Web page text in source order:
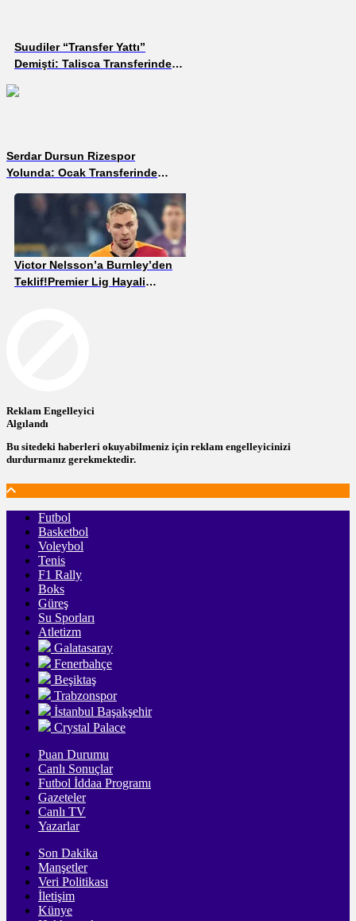
Suudiler “Transfer Yattı”
Demişti: Talisca Transferinde
Serdar Dursun Rizespor
Yolunda: Ocak Transferinde
Victor Nelsson’a Burnley’den
Teklif!Premier Lig Hayali
Reklam Engelleyici
Algılandı
Bu sitedeki haberleri okuyabilmeniz için reklam engelleyicinizi
durdurmanız gerekmektedir.
Futbol
Basketbol
Voleybol
Tenis
F1 Rally
Boks
Güreş
Su Sporları
Atletizm
Galatasaray
Fenerbahçe
Beşiktaş
Trabzonspor
İstanbul Başakşehir
Crystal Palace
Puan Durumu
Canlı Sonuçlar
Futbol İddaa Programı
Gazeteler
Canlı TV
Yazarlar
Son Dakika
Manşetler
Veri Politikası
İletişim
Künye